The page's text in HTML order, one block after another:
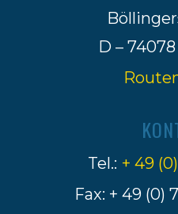
D –
Tel.: + 49 (0)
Fax: + 49 (0)